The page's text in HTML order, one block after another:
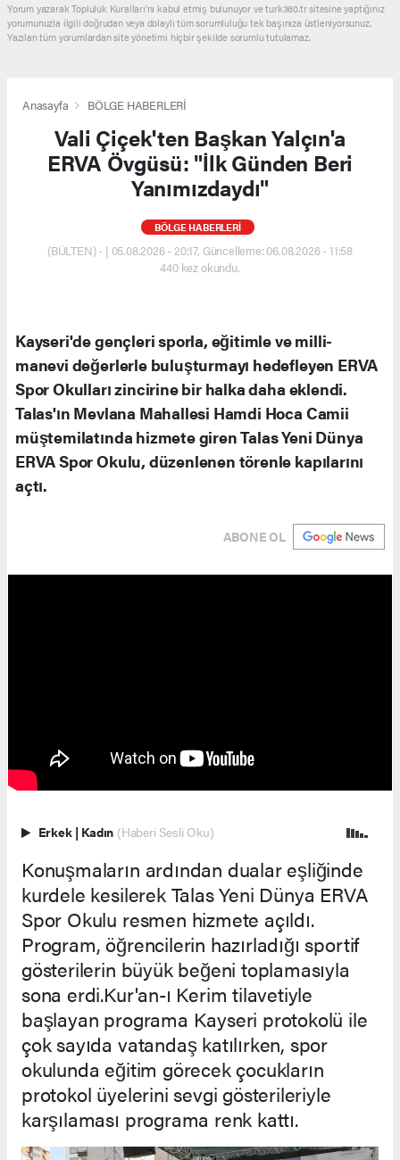
Yorum yazarak Topluluk Kuralları’nı kabul etmiş bulunuyor ve turk360.tr sitesine yaptığınız
yorumunuzla ilgili doğrudan veya dolaylı tüm sorumluluğu tek başınıza üstleniyorsunuz.
Yazılan tüm yorumlardan site yönetimi hiçbir şekilde sorumlu tutulamaz.
Anasayfa BÖLGE HABERLERİ
Vali Çiçek'ten Başkan Yalçın'a
ERVA Övgüsü: "İlk Günden Beri
Yanımızdaydı"
BÖLGE HABERLERİ
(BÜLTEN) - | 05.08.2026 - 20:17, Güncelleme: 06.08.2026 - 11:58
440 kez okundu.
Kayseri'de gençleri sporla, eğitimle ve milli-
manevi değerlerle buluşturmayı hedefleyen ERVA
Spor Okulları zincirine bir halka daha eklendi.
Talas'ın Mevlana Mahallesi Hamdi Hoca Camii
müştemilatında hizmete giren Talas Yeni Dünya
ERVA Spor Okulu, düzenlenen törenle kapılarını
açtı.
ABONE OL
Erkek | Kadın (Haberi Sesli Oku)
Konuşmaların ardından dualar eşliğinde
kurdele kesilerek Talas Yeni Dünya ERVA
Spor Okulu resmen hizmete açıldı.
Program, öğrencilerin hazırladığı sportif
gösterilerin büyük beğeni toplamasıyla
sona erdi.Kur'an-ı Kerim tilavetiyle
başlayan programa Kayseri protokolü ile
çok sayıda vatandaş katılırken, spor
okulunda eğitim görecek çocukların
protokol üyelerini sevgi gösterileriyle
karşılaması programa renk kattı.